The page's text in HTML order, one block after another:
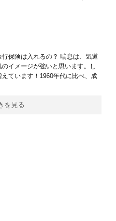
保険は入れるの？ 喘息は、気道
イメージが強いと思います。し
ています！1960年代に比べ、成
を見る